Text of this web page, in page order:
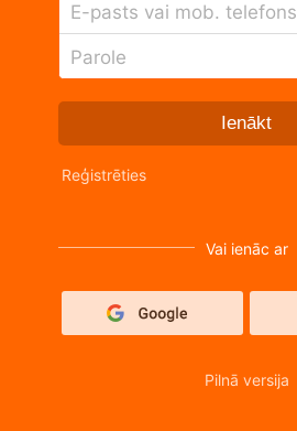
E-pasts vai mob. telefons
Parole
Ienākt
Reģistrēties
Vai ienāc ar
Pilnā versija